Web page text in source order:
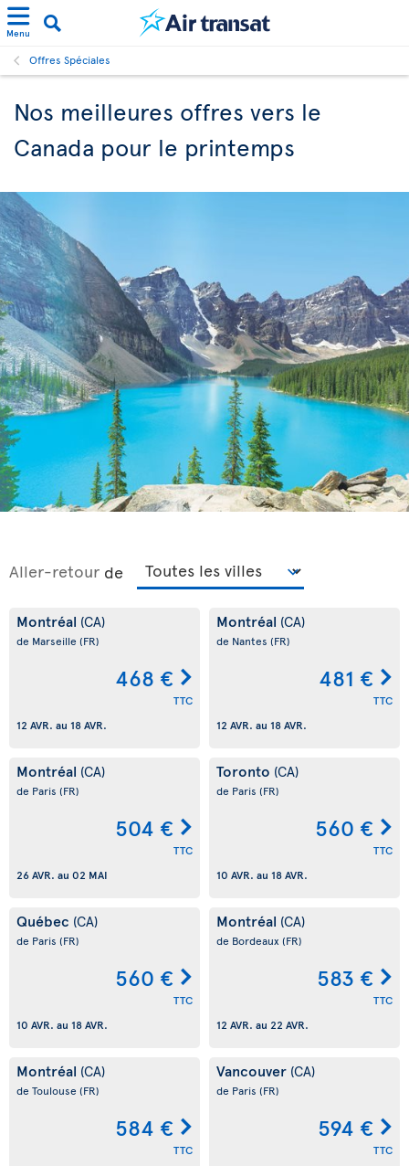
Menu
Offres Spéciales
Nos meilleures offres vers le
Canada pour le printemps
Aller-retour de
Montréal (CA)
de Marseille (FR)
468 €
TTC
12 AVR. au 18 AVR.
Montréal (CA)
de Nantes (FR)
481 €
TTC
12 AVR. au 18 AVR.
Montréal (CA)
de Paris (FR)
504 €
TTC
26 AVR. au 02 MAI
Toronto (CA)
de Paris (FR)
560 €
TTC
10 AVR. au 18 AVR.
Québec (CA)
de Paris (FR)
560 €
TTC
10 AVR. au 18 AVR.
Montréal (CA)
de Bordeaux (FR)
583 €
TTC
12 AVR. au 22 AVR.
Montréal (CA)
de Toulouse (FR)
584 €
TTC
Vancouver (CA)
de Paris (FR)
594 €
TTC